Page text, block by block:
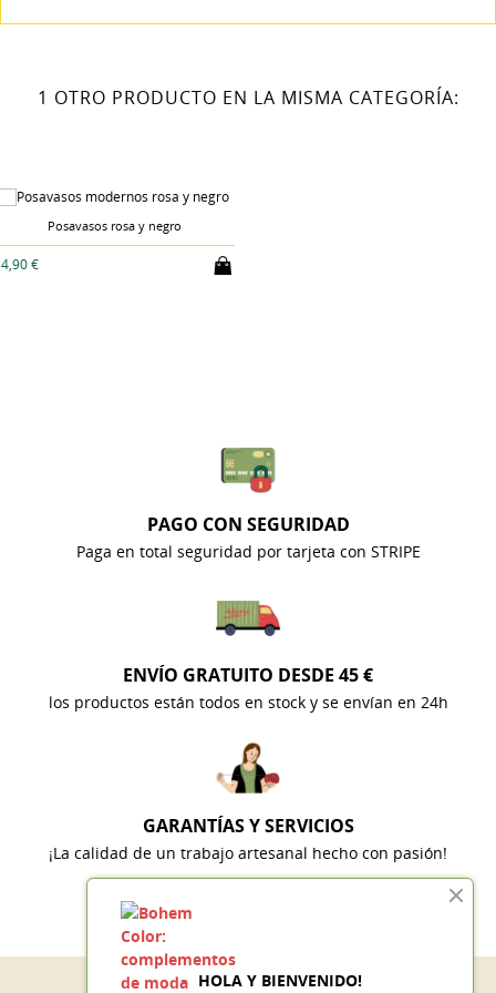
1 OTRO PRODUCTO EN LA MISMA CATEGORÍA:
Posavasos rosa y negro
€
PAGO CON SEGURIDAD
Paga en total seguridad por tarjeta con STRIPE
ENVÍO GRATUITO DESDE 45 €
los productos están todos en stock y se envían en 24h
GARANTÍAS Y SERVICIOS
¡La calidad de un trabajo artesanal hecho con pasión!
HOLA Y BIENVENIDO!